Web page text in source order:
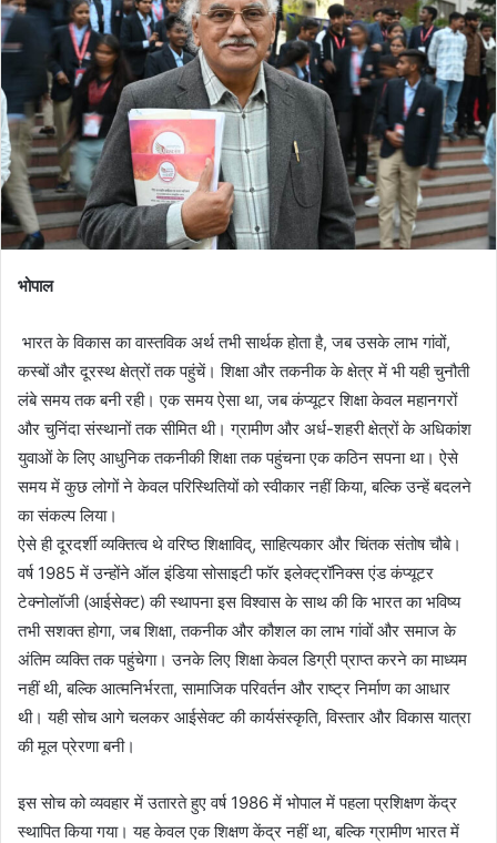
भोपाल
भारत के विकास का वास्तविक अर्थ तभी सार्थक होता है, जब उसके लाभ गांवों,
कस्बों और दूरस्थ क्षेत्रों तक पहुंचें। शिक्षा और तकनीक के क्षेत्र में भी यही चुनौती
लंबे समय तक बनी रही। एक समय ऐसा था, जब कंप्यूटर शिक्षा केवल महानगरों
और चुनिंदा संस्थानों तक सीमित थी। ग्रामीण और अर्ध-शहरी क्षेत्रों के अधिकांश
युवाओं के लिए आधुनिक तकनीकी शिक्षा तक पहुंचना एक कठिन सपना था। ऐसे
समय में कुछ लोगों ने केवल परिस्थितियों को स्वीकार नहीं किया, बल्कि उन्हें बदलने
का संकल्प लिया।
ऐसे ही दूरदर्शी व्यक्तित्व थे वरिष्ठ शिक्षाविद्, साहित्यकार और चिंतक संतोष चौबे।
वर्ष 1985 में उन्होंने ऑल इंडिया सोसाइटी फॉर इलेक्ट्रॉनिक्स एंड कंप्यूटर
टेक्नोलॉजी (आईसेक्ट) की स्थापना इस विश्वास के साथ की कि भारत का भविष्य
तभी सशक्त होगा, जब शिक्षा, तकनीक और कौशल का लाभ गांवों और समाज के
अंतिम व्यक्ति तक पहुंचेगा। उनके लिए शिक्षा केवल डिग्री प्राप्त करने का माध्यम
नहीं थी, बल्कि आत्मनिर्भरता, सामाजिक परिवर्तन और राष्ट्र निर्माण का आधार
थी। यही सोच आगे चलकर आईसेक्ट की कार्यसंस्कृति, विस्तार और विकास यात्रा
की मूल प्रेरणा बनी।
इस सोच को व्यवहार में उतारते हुए वर्ष 1986 में भोपाल में पहला प्रशिक्षण केंद्र
स्थापित किया गया। यह केवल एक शिक्षण केंद्र नहीं था, बल्कि ग्रामीण भारत में